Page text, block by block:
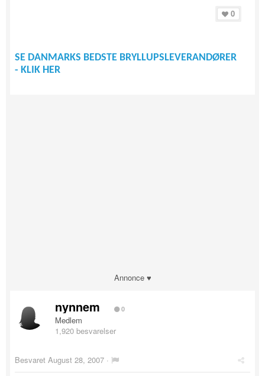
0
SE DANMARKS BEDSTE BRYLLUPSLEVERANDØRER
- KLIK HER
Annonce ♥
nynnem 0
Medlem
1,920 besvarelser
Besvaret August 28, 2007 ·